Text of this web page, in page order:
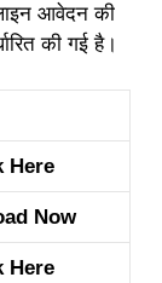
आवेदन की
की गई है।
Here
Now
Here